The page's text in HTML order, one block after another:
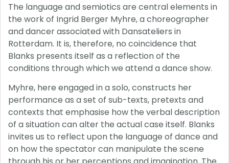
The language and semiotics are central elements in
the work of Ingrid Berger Myhre, a choreographer
and dancer associated with Dansateliers in
Rotterdam. It is, therefore, no coincidence that
Blanks presents itself as a reflection of the
conditions through which we attend a dance show.
Myhre, here engaged in a solo, constructs her
performance as a set of sub-texts, pretexts and
contexts that emphasise how the verbal description
of a situation can alter the actual case itself. Blanks
invites us to reflect upon the language of dance and
on how the spectator can manipulate the scene